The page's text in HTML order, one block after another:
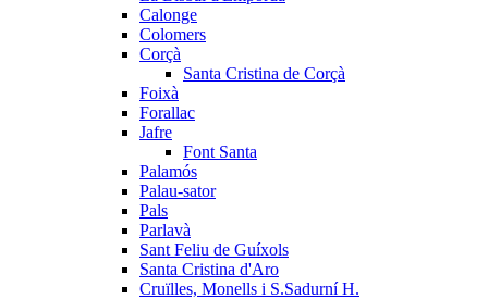
Calonge
Colomers
Corçà
Santa Cristina de Corçà
Foixà
Forallac
Jafre
Font Santa
Palamós
Palau-sator
Pals
Parlavà
Sant Feliu de Guíxols
Santa Cristina d'Aro
Cruïlles, Monells i S.Sadurní H.